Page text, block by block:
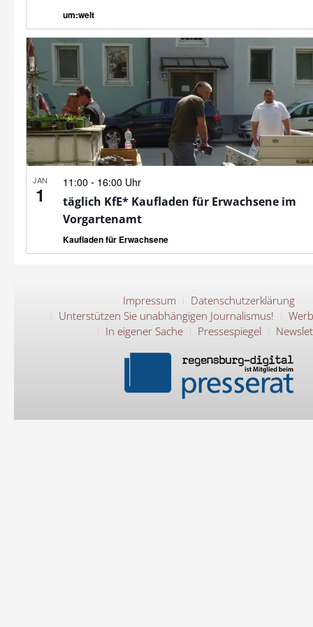
um:welt
JAN
1
11:00 - 16:00 Uhr
täglich KfE* Kaufladen für Erwachsene im
Vorgartenamt
Kaufladen für Erwachsene
Impressum
Datenschutzerklärung
Unterstützen Sie unabhängigen Journalismus!
In eigener Sache
Pressespiegel